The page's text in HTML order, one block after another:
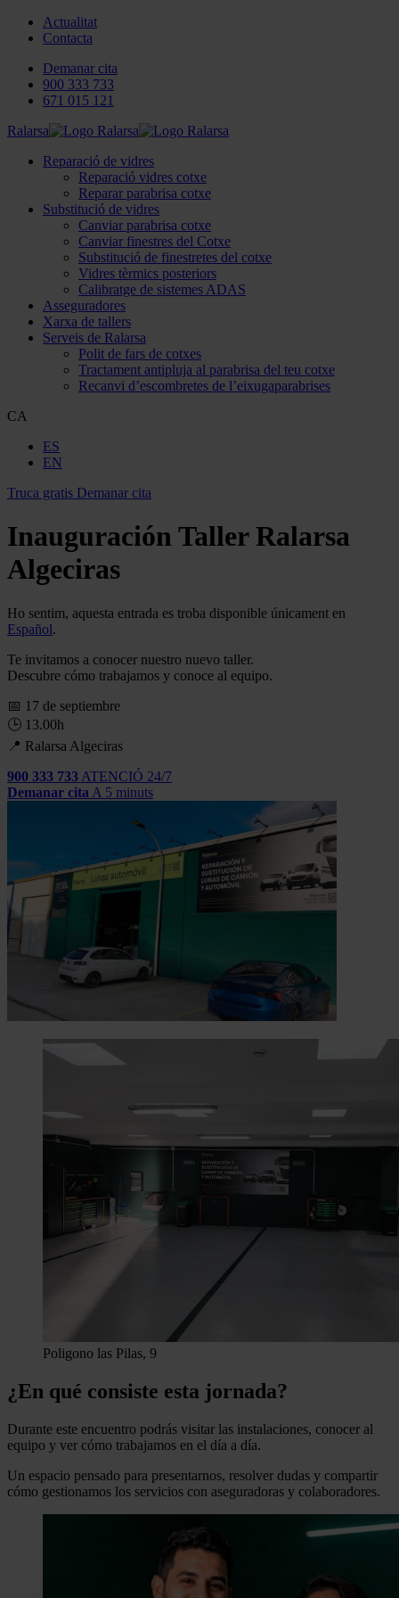
Actualitat
Contacta
Demanar cita
900 333 733
671 015 121
Ralarsa
Reparació de vidres
Reparació vidres cotxe
Reparar parabrisa cotxe
Substitució de vidres
Canviar parabrisa cotxe
Canviar finestres del Cotxe
Substitució de finestretes del cotxe
Vidres tèrmics posteriors
Calibratge de sistemes ADAS
Asseguradores
Xarxa de tallers
Serveis de Ralarsa
Polit de fars de cotxes
Tractament antipluja al parabrisa del teu cotxe
Recanvi d’escombretes de l’eixugaparabrises
CA
ES
EN
Truca gratis Demanar cita
Inauguración Taller Ralarsa
Algeciras
Ho sentim, aquesta entrada es troba disponible únicament en
Español.
Te invitamos a conocer nuestro nuevo taller.
Descubre cómo trabajamos y conoce al equipo.
📅 17 de septiembre
🕒 13.00h
📍 Ralarsa Algeciras
900 333 733 ATENCIÓ 24/7
Demanar cita A 5 minuts
Poligono las Pilas, 9
¿En qué consiste esta jornada?
Durante este encuentro podrás visitar las instalaciones, conocer al
equipo y ver cómo trabajamos en el día a día.
Un espacio pensado para presentarnos, resolver dudas y compartir
cómo gestionamos los servicios con aseguradoras y colaboradores.